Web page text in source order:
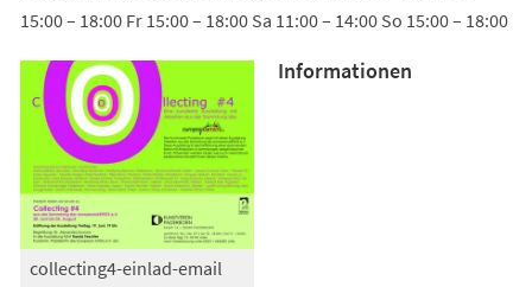
15:00 – 18:00 Fr 15:00 – 18:00 Sa 11:00 – 14:00 So 15:00 – 18:00
collecting4-einlad-email
Informationen